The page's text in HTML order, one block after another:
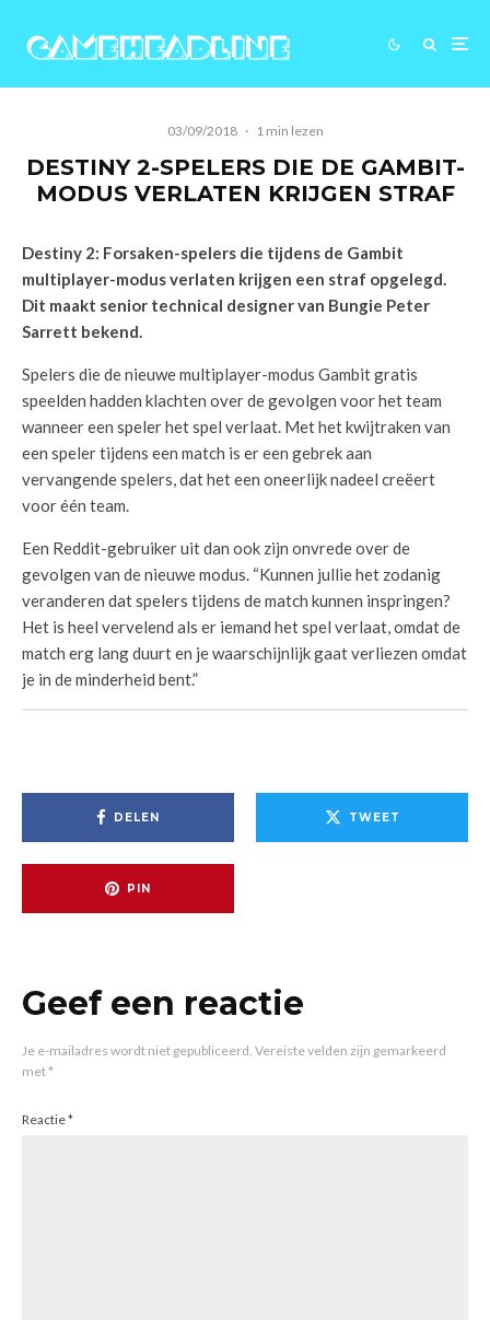
03/09/2018 · 1 min lezen
DESTINY 2-SPELERS DIE DE GAMBIT-
MODUS VERLATEN KRIJGEN STRAF
Destiny 2: Forsaken-spelers die tijdens de Gambit
multiplayer-modus verlaten krijgen een straf opgelegd.
Dit maakt senior technical designer van Bungie Peter
Sarrett bekend.
Spelers die de nieuwe multiplayer-modus Gambit gratis
speelden hadden klachten over de gevolgen voor het team
wanneer een speler het spel verlaat. Met het kwijtraken van
een speler tijdens een match is er een gebrek aan
vervangende spelers, dat het een oneerlijk nadeel creëert
voor één team.
Een Reddit-gebruiker uit dan ook zijn onvrede over de
gevolgen van de nieuwe modus. “Kunnen jullie het zodanig
veranderen dat spelers tijdens de match kunnen inspringen?
Het is heel vervelend als er iemand het spel verlaat, omdat de
match erg lang duurt en je waarschijnlijk gaat verliezen omdat
je in de minderheid bent.”
DELEN TWEET
PIN
Geef een reactie
Je e-mailadres wordt niet gepubliceerd. Vereiste velden zijn gemarkeerd
met*
Reactie*